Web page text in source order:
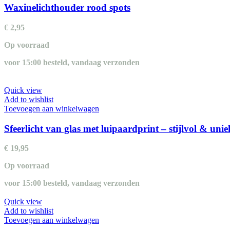
Waxinelichthouder rood spots
€ 2,95
Op voorraad
voor 15:00 besteld, vandaag verzonden
Quick view
Add to wishlist
Toevoegen aan winkelwagen
Sfeerlicht van glas met luipaardprint – stijlvol &
€ 19,95
Op voorraad
voor 15:00 besteld, vandaag verzonden
Quick view
Add to wishlist
Toevoegen aan winkelwagen